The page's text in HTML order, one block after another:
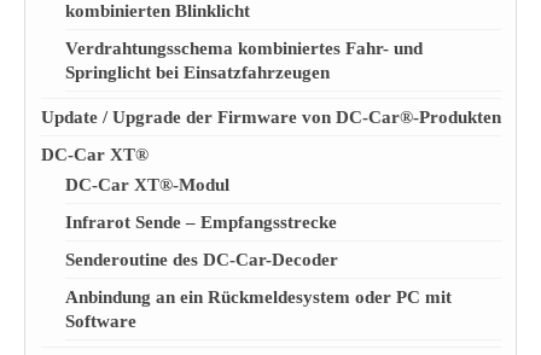
kombinierten Blinklicht
Verdrahtungsschema kombiniertes Fahr- und
Springlicht bei Einsatzfahrzeugen
Update / Upgrade der Firmware von DC-Car®-Produkten
DC-Car XT®
DC-Car XT®-Modul
Infrarot Sende – Empfangsstrecke
Senderoutine des DC-Car-Decoder
Anbindung an ein Rückmeldesystem oder PC mit
Software